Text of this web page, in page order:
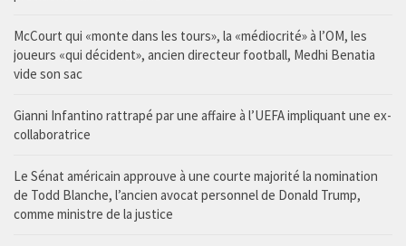
McCourt qui «monte dans les tours», la «médiocrité» à l’OM, les
joueurs «qui décident», ancien directeur football, Medhi Benatia
vide son sac
Gianni Infantino rattrapé par une affaire à l’UEFA impliquant une ex-
collaboratrice
Le Sénat américain approuve à une courte majorité la nomination
de Todd Blanche, l’ancien avocat personnel de Donald Trump,
comme ministre de la justice